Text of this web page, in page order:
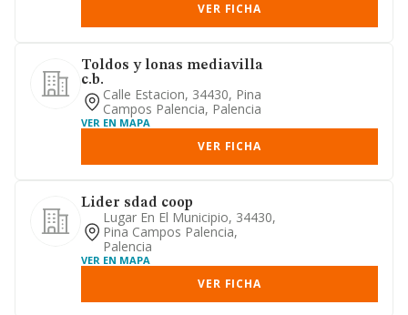
VER FICHA
Toldos y lonas mediavilla
c.b.
Calle Estacion, 34430, Pina
Campos Palencia, Palencia
VER EN MAPA
VER FICHA
Lider sdad coop
Lugar En El Municipio, 34430,
Pina Campos Palencia,
Palencia
VER EN MAPA
VER FICHA